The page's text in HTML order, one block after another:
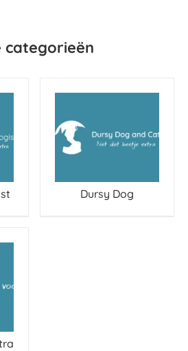
categorieën
Dursy Dog